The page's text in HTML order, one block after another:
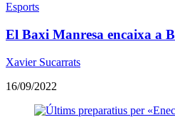
Esports
El Baxi Manresa encaixa a
Xavier Sucarrats
16/09/2022